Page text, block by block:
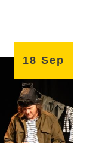
18 Sep